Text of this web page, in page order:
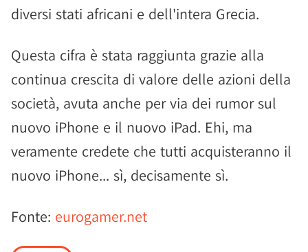
diversi stati africani e dell'intera Grecia.
Questa cifra è stata raggiunta grazie alla
continua crescita di valore delle azioni della
società, avuta anche per via dei rumor sul
nuovo iPhone e il nuovo iPad. Ehi, ma
veramente credete che tutti acquisteranno il
nuovo iPhone... sì, decisamente sì.
Fonte: eurogamer.net